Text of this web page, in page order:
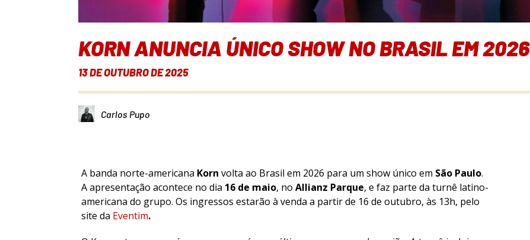
KORN ANUNCIA ÚNICO SHOW NO BRASIL EM 2026
13 DE OUTUBRO DE 2025
Carlos Pupo
A banda norte-americana Korn volta ao Brasil em 2026 para um show único em São Paulo.
A apresentação acontece no dia 16 de maio, no Allianz Parque, e faz parte da turnê latino-
americana do grupo. Os ingressos estarão à venda a partir de 16 de outubro, às 13h, pelo
site da Eventim.